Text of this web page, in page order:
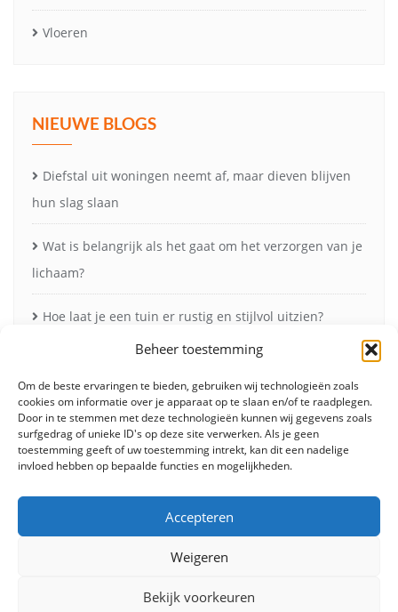
Beheer toestemming
Om de beste ervaringen te bieden, gebruiken wij technologieën zoals
cookies om informatie over je apparaat op te slaan en/of te raadplegen.
Door in te stemmen met deze technologieën kunnen wij gegevens zoals
surfgedrag of unieke ID's op deze site verwerken. Als je geen
toestemming geeft of uw toestemming intrekt, kan dit een nadelige
invloed hebben op bepaalde functies en mogelijkheden.
Accepteren
Weigeren
Bekijk voorkeuren
Vloeren
NIEUWE BLOGS
Diefstal uit woningen neemt af, maar dieven blijven
hun slag slaan
Wat is belangrijk als het gaat om het verzorgen van je
lichaam?
Hoe laat je een tuin er rustig en stijlvol uitzien?
Vleesmessen: onmisbaar voor perfect snijwerk in de
keuken
Zonneschermen in de herfst voor minder verblinding
en meer comfort